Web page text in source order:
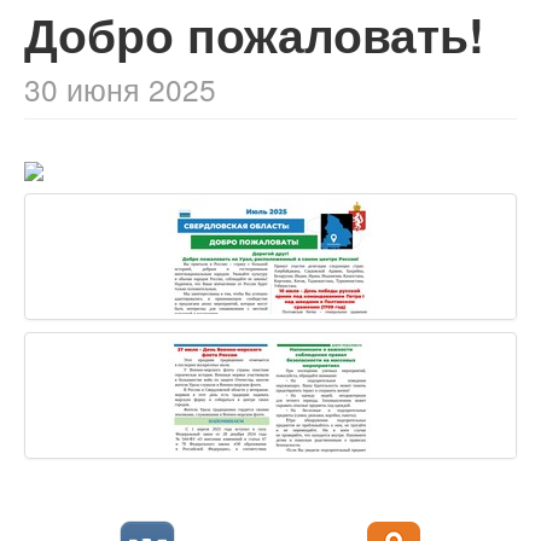
Добро пожаловать!
30 июня 2025